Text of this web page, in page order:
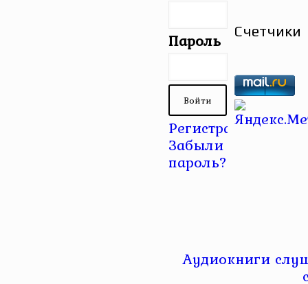
Пароль
Регистрация |
Забыли
пароль?
Счетчики
Аудиокниги